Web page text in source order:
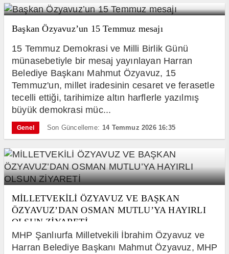
Başkan Özyavuz’un 15 Temmuz mesajı
15 Temmuz Demokrasi ve Milli Birlik Günü
münasebetiyle bir mesaj yayınlayan Harran
Belediye Başkanı Mahmut Özyavuz, 15
Temmuz'un, millet iradesinin cesaret ve ferasetle
tecelli ettiği, tarihimize altın harflerle yazılmış
büyük demokrasi müc...
Genel Son Güncelleme: 14 Temmuz 2026 16:35
MİLLETVEKİLİ ÖZYAVUZ VE BAŞKAN
ÖZYAVUZ’DAN OSMAN MUTLU’YA HAYIRLI
OLSUN ZİYARETİ
MHP Şanlıurfa Milletvekili İbrahim Özyavuz ve
Harran Belediye Başkanı Mahmut Özyavuz, MHP